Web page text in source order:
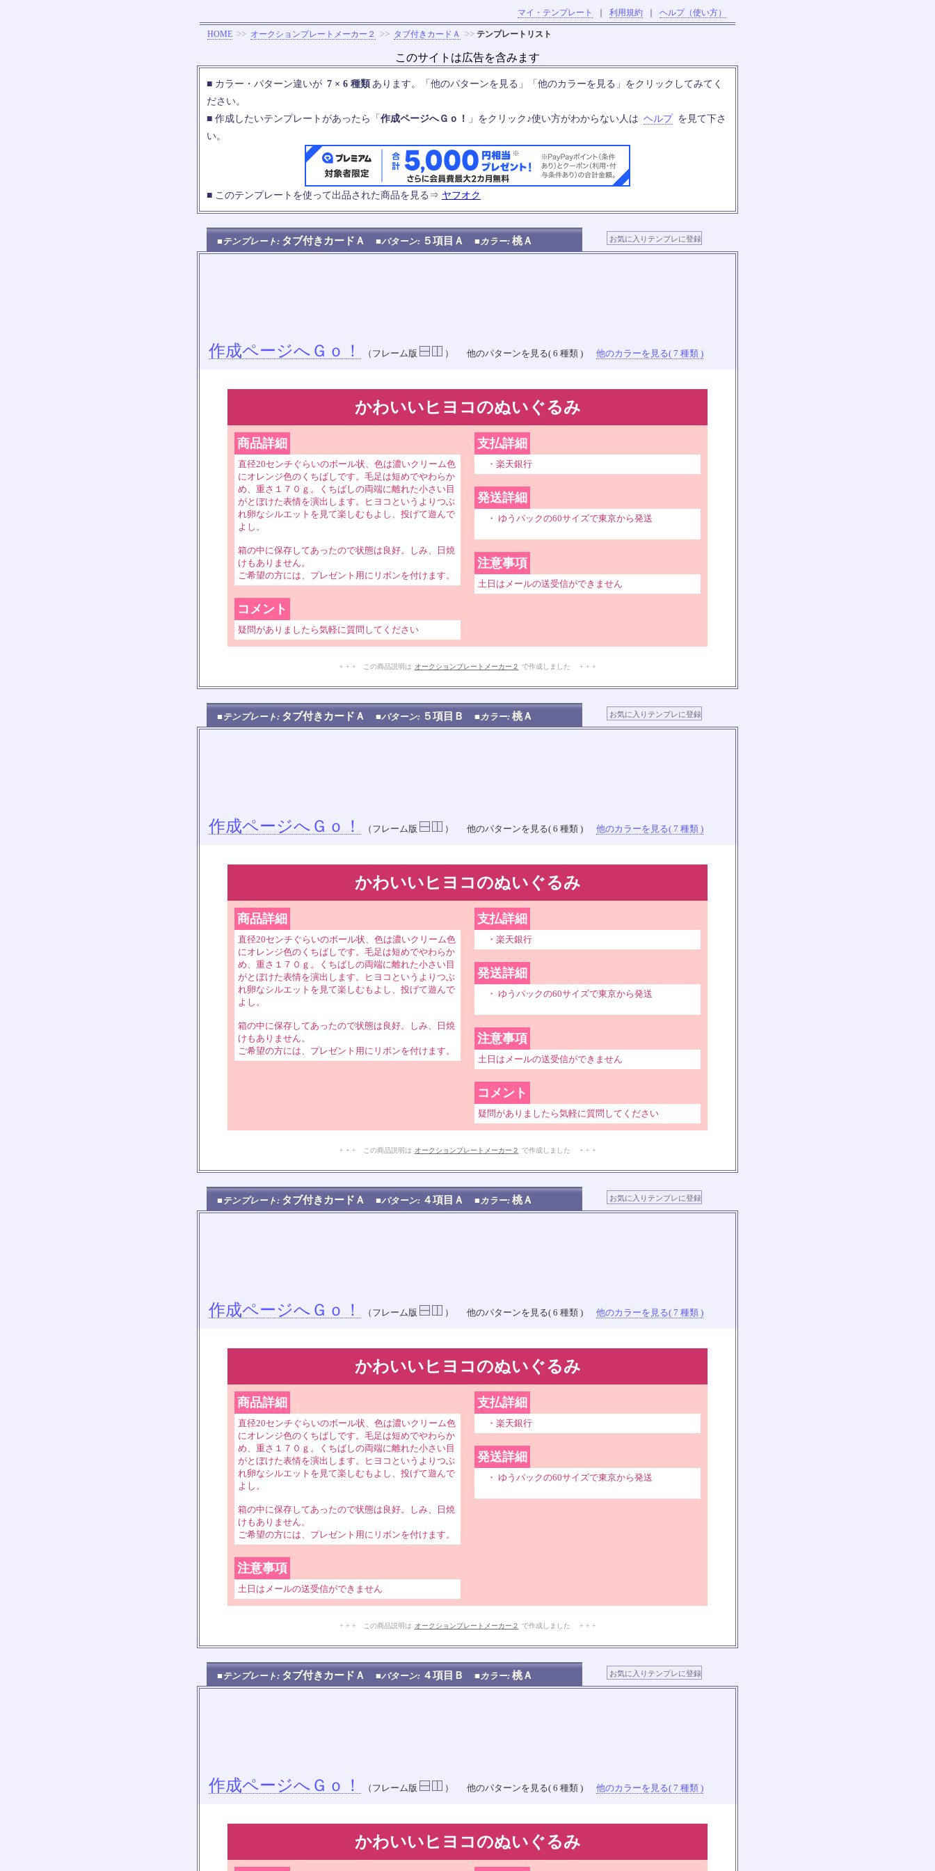
マイ・テンプレート 利用規約 ヘルプ（使い方）
HOME >> オークションプレートメーカー２ >> タブ付きカードＡ >> テンプレートリスト
このサイトは広告を含みます
■ カラー・パターン違いが 7 × 6 種類 あります。「他のパターンを見る」「他のカラーを見る」をクリックしてみてく
ださい。
■ 作成したいテンプレートがあったら「 作成ページへＧｏ！ 」をクリック♪使い方がわからない人は ヘルプ を見て下さ
い。
■ このテンプレートを使って出品された商品を見る⇒ ヤフオク
■テンプレート: タブ付きカードＡ ■パターン: ５項目Ａ ■カラー: 桃Ａ
作成ページへＧｏ！ （フレーム版 ） 他のパターンを見る( 6 種類 ) 他のカラーを見る( 7 種類 )
かわいいヒヨコのぬいぐるみ
商品詳細
直径20センチぐらいのボール状、色は濃いクリーム色
にオレンジ色のくちばしです。毛足は短めでやわらか
め、重さ１７０ｇ。くちばしの両端に離れた小さい目
がとぼけた表情を演出します。ヒヨコというよりつぶ
れ卵なシルエットを見て楽しむもよし、投げて遊んで
よし。
箱の中に保存してあったので状態は良好。しみ、日焼
けもありません。
ご希望の方には、プレゼント用にリボンを付けます。
コメント
疑問がありましたら気軽に質問してください
支払詳細
・楽天銀行
発送詳細
・ ゆうパックの60サイズで東京から発送
注意事項
土日はメールの送受信ができません
+ + + この商品説明は オークションプレートメーカー２ で作成しました + + +
■テンプレート: タブ付きカードＡ ■パターン: ５項目Ｂ ■カラー: 桃Ａ
作成ページへＧｏ！ （フレーム版 ） 他のパターンを見る( 6 種類 ) 他のカラーを見る( 7 種類 )
かわいいヒヨコのぬいぐるみ
商品詳細
直径20センチぐらいのボール状、色は濃いクリーム色
にオレンジ色のくちばしです。毛足は短めでやわらか
め、重さ１７０ｇ。くちばしの両端に離れた小さい目
がとぼけた表情を演出します。ヒヨコというよりつぶ
れ卵なシルエットを見て楽しむもよし、投げて遊んで
よし。
箱の中に保存してあったので状態は良好。しみ、日焼
けもありません。
ご希望の方には、プレゼント用にリボンを付けます。
支払詳細
・楽天銀行
発送詳細
・ ゆうパックの60サイズで東京から発送
注意事項
土日はメールの送受信ができません
コメント
疑問がありましたら気軽に質問してください
+ + + この商品説明は オークションプレートメーカー２ で作成しました + + +
■テンプレート: タブ付きカードＡ ■パターン: ４項目Ａ ■カラー: 桃Ａ
作成ページへＧｏ！ （フレーム版 ） 他のパターンを見る( 6 種類 ) 他のカラーを見る( 7 種類 )
かわいいヒヨコのぬいぐるみ
商品詳細
直径20センチぐらいのボール状、色は濃いクリーム色
にオレンジ色のくちばしです。毛足は短めでやわらか
め、重さ１７０ｇ。くちばしの両端に離れた小さい目
がとぼけた表情を演出します。ヒヨコというよりつぶ
れ卵なシルエットを見て楽しむもよし、投げて遊んで
よし。
箱の中に保存してあったので状態は良好。しみ、日焼
けもありません。
ご希望の方には、プレゼント用にリボンを付けます。
注意事項
土日はメールの送受信ができません
支払詳細
・楽天銀行
発送詳細
・ ゆうパックの60サイズで東京から発送
+ + + この商品説明は オークションプレートメーカー２ で作成しました + + +
■テンプレート: タブ付きカードＡ ■パターン: ４項目Ｂ ■カラー: 桃Ａ
作成ページへＧｏ！ （フレーム版 ） 他のパターンを見る( 6 種類 ) 他のカラーを見る( 7 種類 )
かわいいヒヨコのぬいぐるみ